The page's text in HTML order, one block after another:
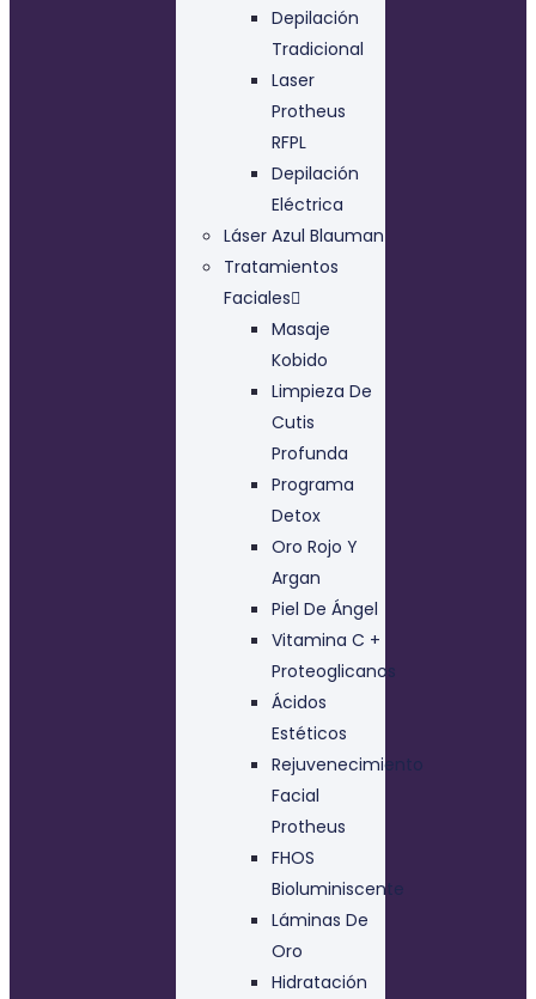
Depilación
Tradicional
Laser
Protheus
RFPL
Depilación
Eléctrica
Láser Azul Blauman
Tratamientos
Faciales
Masaje
Kobido
Limpieza De
Cutis
Profunda
Programa
Detox
Oro Rojo Y
Argan
Piel De Ángel
Vitamina C +
Proteoglicanos
Ácidos
Estéticos
Rejuvenecimiento
Facial
Protheus
FHOS
Bioluminiscente
Láminas De
Oro
Hidratación